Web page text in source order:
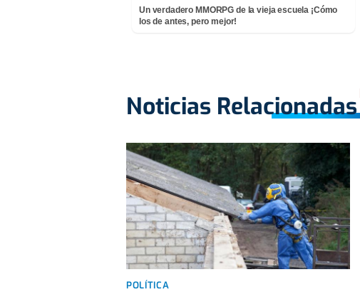
Un verdadero MMORPG de la vieja escuela ¡Cómo
los de antes, pero mejor!
Noticias Relacionadas
POLÍTICA